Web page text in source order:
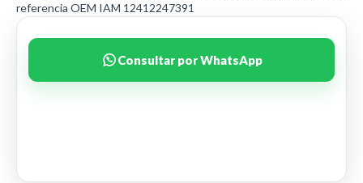
referencia OEM IAM 12412247391
Consultar por WhatsApp